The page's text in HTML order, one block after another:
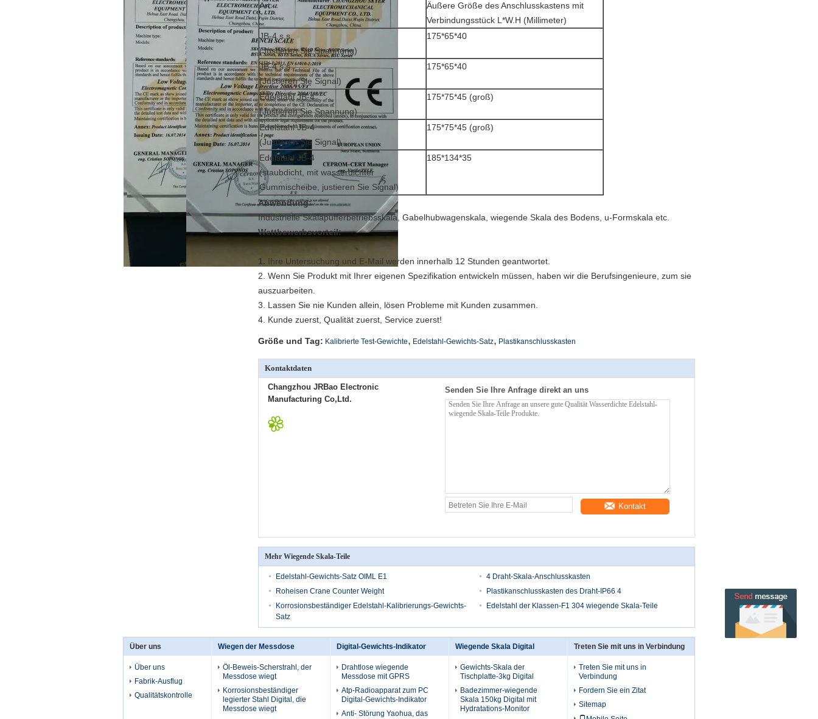
Art
Äußere Größe des Anschlusskastens mit
Verbindungsstück L*W.H (Millimeter)
JB-4 s.s.
(Justieren Sie Spannung)
175*65*40
JB-4 s.s.
(Justieren Sie Signal)
175*65*40
Edelstahl JB-4
(Justieren Sie Spannung)
175*75*45 (groß)
Edelstahl JB-4
(Justieren Sie Signal)
175*75*45 (groß)
Edelstahl JB-4
(staubdicht, mit wasserdichter
Gummischeibe, justieren Sie Signal)
185*134*35
Anwendung:
Industrielle Skalapufferbetriebsskala, Gabelhubwagenskala, wiegende Skala des Bodens, u-Formskala etc.
Wettbewerbsvorteil:
1. Ihre Untersuchung und E-Mail werden innerhalb 12 Stunden geantwortet.
2. Wenn Sie Produkt mit Ihrer eigenen Spezifikation entwickeln müssen, haben wir die Berufsingenieure, zum sie
auszuarbeiten.
3. Lassen Sie nie Kunden allein, lösen Probleme mit Kunden zusammen.
4. Kunde zuerst, Qualität zuerst, Service zuerst!
Größe und Tag: Kalibrierte Test-Gewichte, Edelstahl-Gewichts-Satz, Plastikanschlusskasten
Kontaktdaten
Changzhou JRBao Electronic
Manufacturing Co,Ltd.
Senden Sie Ihre Anfrage direkt an uns
Kontakt
Mehr Wiegende Skala-Teile
Edelstahl-Gewichts-Satz OIML E1
4 Draht-Skala-Anschlusskasten
Roheisen Crane Counter Weight
Plastikanschlusskasten des Draht-IP66 4
Korrosionsbeständiger Edelstahl-Kalibrierungs-Gewichts-
Satz
Edelstahl der Klassen-F1 304 wiegende Skala-Teile
Über uns
Über uns
Fabrik-Ausflug
Qualitätskontrolle
Wiegen der Messdose
Öl-Beweis-Scherstrahl, der
Messdose wiegt
Korrosionsbeständiger
legierter Stahl Digital, die
Messdose wiegt
Digital-Gewichts-Indikator
Drahtlose wiegende
Messdose mit GPRS
Atp-Radioapparat zum PC
Digital-Gewichts-Indikator
Anti- Störung Yaohua, das
Wiegende Skala Digital
Gewichts-Skala der
Tischplatte-3kg Digital
Badezimmer-wiegende
Skala 150kg Digital mit
Hydratations-Monitor
Treten Sie mit uns in Verbindung
Treten Sie mit uns in
Verbindung
Fordern Sie ein Zitat
Sitemap